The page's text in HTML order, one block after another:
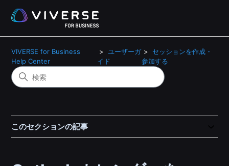
VIVERSE for Business
Help Center
ユーザーガ
イド
セッションを作成・
参加する
このセクションの記事